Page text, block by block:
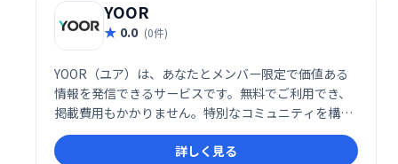
YOOR
0.0 (0件)
YOOR（ユア）は、あなたとメンバー限定で価値ある
情報を発信できるサービスです。無料でご利用でき、
掲載費用もかかりません。特別なコミュニティを構築
し、限定情報を共有したい方におすすめです。
詳しく見る